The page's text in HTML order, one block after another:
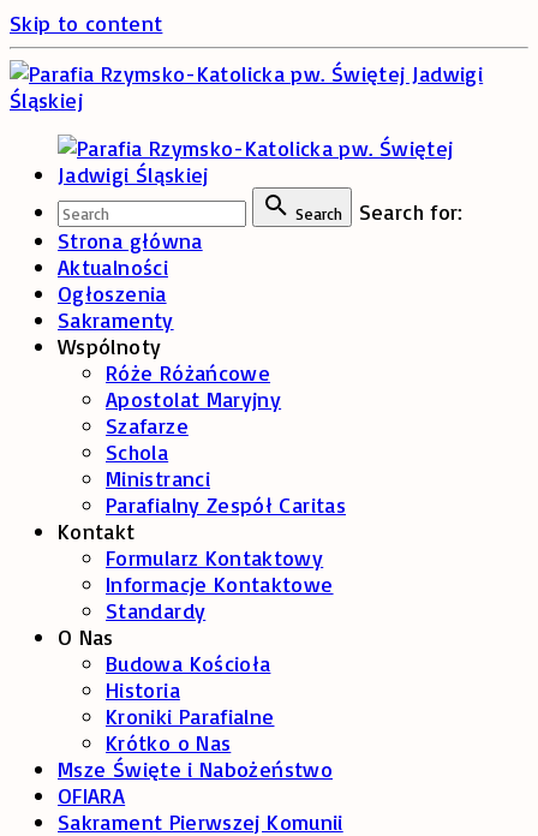
Skip to content
Search
Search for:
Strona główna
Aktualności
Ogłoszenia
Sakramenty
Wspólnoty
Róże Różańcowe
Apostolat Maryjny
Szafarze
Schola
Ministranci
Parafialny Zespół Caritas
Kontakt
Formularz Kontaktowy
Informacje Kontaktowe
Standardy
O Nas
Budowa Kościoła
Historia
Kroniki Parafialne
Krótko o Nas
Msze Święte i Nabożeństwo
OFIARA
Sakrament Pierwszej Komunii